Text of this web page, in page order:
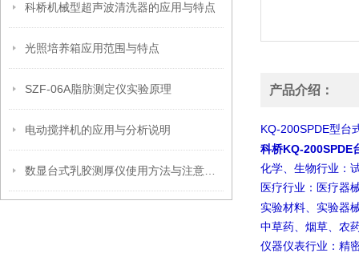
科桥机械型超声波清洗器的应用与特点
光照培养箱应用范围与特点
SZF-06A脂肪测定仪实验原理
电动搅拌机的应用与分析说明
产品介绍：
KQ-200SPDE型台
科桥KQ-200SPDE
化学、生物行业：
医疗行业：医疗器
实验材料、实验器
中草药、烟草、农
仪器仪表行业：精